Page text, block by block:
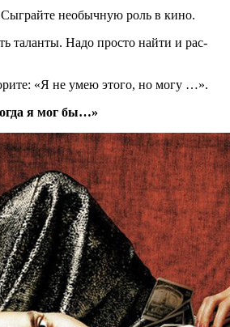
необыч­ную роль в кино.
та­лан­ты. Надо про­сто найти и рас­
«Я не умею этого, но могу …».
я мог бы…»